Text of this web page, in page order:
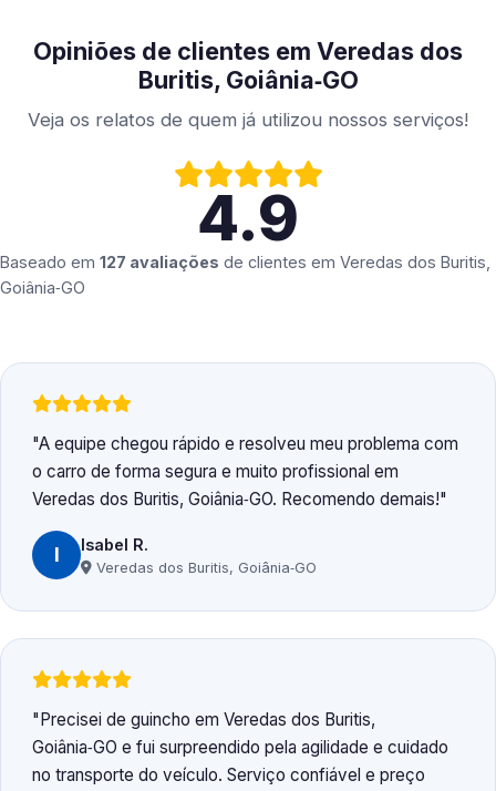
Opiniões de clientes em Veredas dos
Buritis, Goiânia‑GO
Veja os relatos de quem já utilizou nossos serviços!
4.9
Baseado em 127 avaliações de clientes em Veredas dos Buritis,
Goiânia‑GO
A equipe chegou rápido e resolveu meu problema com
o carro de forma segura e muito profissional em
Veredas dos Buritis, Goiânia‑GO. Recomendo demais!
I Isabel R.
Veredas dos Buritis, Goiânia‑GO
Precisei de guincho em Veredas dos Buritis,
Goiânia‑GO e fui surpreendido pela agilidade e cuidado
no transporte do veículo. Serviço confiável e preço